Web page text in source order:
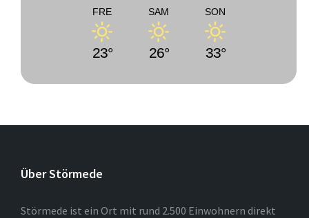
FRE
23°
SAM
26°
SON
33°
Über Störmede
Störmede ist ein Ort mit rund 2.500 Einwohnern direkt